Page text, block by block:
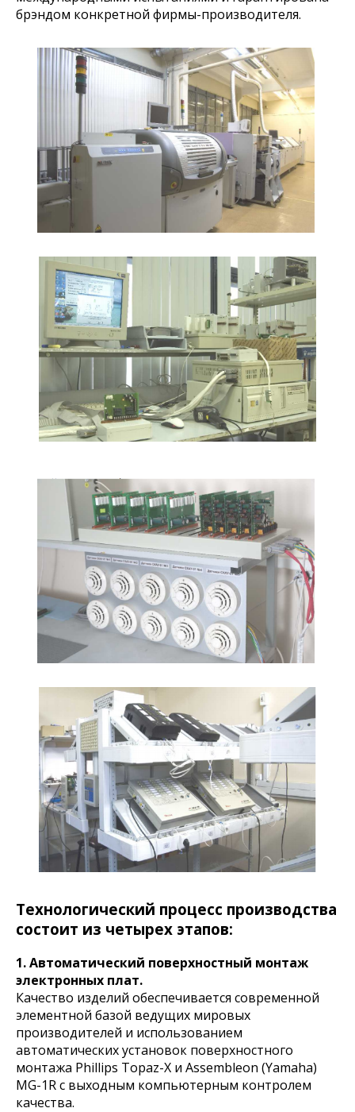
брэндом конкретной фирмы-производителя.
Технологический процесс производства
состоит из четырех этапов:
1. Автоматический поверхностный монтаж
электронных плат.
Качество изделий обеспечивается современной
элементной базой ведущих мировых
производителей и использованием
автоматических установок поверхностного
монтажа Phillips Тоpаz-Х и Assembleon (Yamaha)
MG-1R с выходным компьютерным контролем
качества.